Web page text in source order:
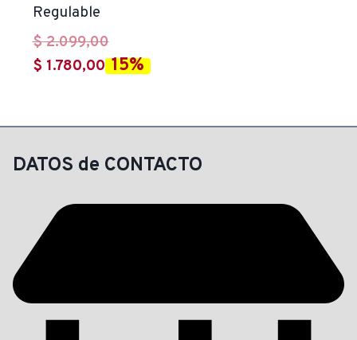
Regulable
$2.099,00El
precio
$ 1.780,00El
$ 1.780,00.
15%
DATOS de CONTACTO